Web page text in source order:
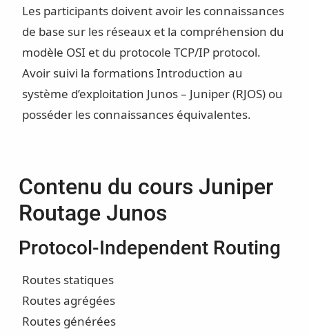
Les participants doivent avoir les connaissances
de base sur les réseaux et la compréhension du
modèle OSI et du protocole TCP/IP protocol.
Avoir suivi la formationsIntroduction au
système d’exploitation Junos – Juniper(RJOS) ou
posséder les connaissances équivalentes.
Contenu du cours Juniper
Routage Junos
Protocol-Independent Routing
Routes statiques
Routes agrégées
Routes générées